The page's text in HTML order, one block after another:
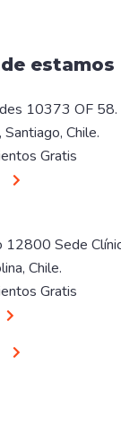
estamos
10373 OF 58.
Santiago, Chile.
Gratis
12800 Sede
Chile.
Gratis